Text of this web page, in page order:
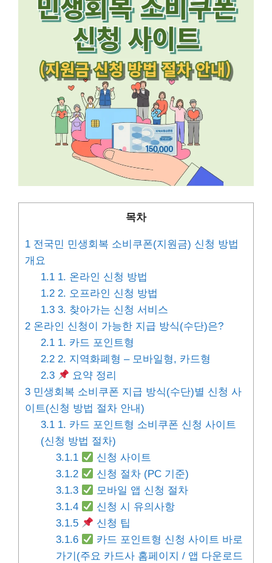
목차
1 전국민 민생회복 소비쿠폰(지원금) 신청 방법
개요
1.11. 온라인 신청 방법
1.22. 오프라인 신청 방법
1.33. 찾아가는 신청 서비스
2 온라인 신청이 가능한 지급 방식(수단)은?
2.11. 카드 포인트형
2.22. 지역화폐형 – 모바일형, 카드형
2.3
요약 정리
3 민생회복 소비쿠폰 지급 방식(수단)별 신청 사
이트(신청 방법 절차 안내)
3.11. 카드 포인트형 소비쿠폰 신청 사이트
(신청 방법 절차)
3.1.1
신청 사이트
3.1.2
신청 절차 (PC 기준)
3.1.3
모바일 앱 신청 절차
3.1.4
신청 시 유의사항
3.1.5
신청 팁
3.1.6
카드 포인트형 신청 사이트 바로
가기(주요 카드사 홈페이지 / 앱 다운로드